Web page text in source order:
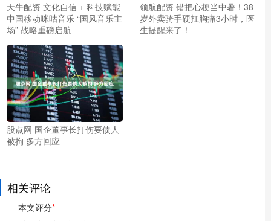
天牛配资 文化自信 + 科技赋能
中国移动咪咕音乐 “国风音乐主
场” 战略重磅启航
领航配资 错把心梗当中暑！38
岁外卖骑手硬扛胸痛3小时，医
生提醒来了！
股点网 国企董事长打伤要债人
被拘 多方回应
相关评论
本文评分*